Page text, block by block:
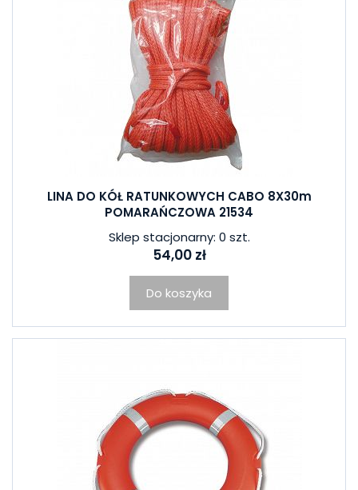
LINA DO KÓŁ RATUNKOWYCH CABO 8X30m
POMARAŃCZOWA 21534
Sklep stacjonarny: 0 szt.
54,00 zł
Do koszyka